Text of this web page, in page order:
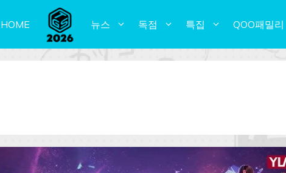
HOME 뉴스 독점 특집 QOO패밀리